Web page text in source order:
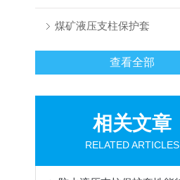
煤矿液压支柱保护套
查看全部
相关文章
RELATED ARTICLES